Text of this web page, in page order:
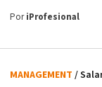
PoriProfesional
MANAGEMENT /